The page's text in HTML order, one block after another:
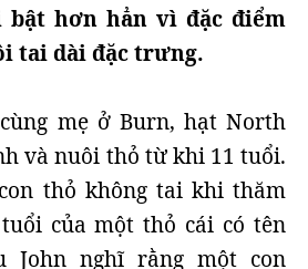
bật hơn hẳn vì đặc điểm
tai dài đặc trưng.
mẹ ở Burn, hạt North
và nuôi thỏ từ khi 11 tuổi.
thỏ không tai khi thăm
của một thỏ cái có tên
John nghĩ rằng một con